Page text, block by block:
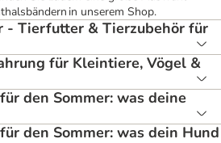
in unserem Shop.
- Tierfutter & Tierzubehör für
für Kleintiere, Vögel &
den Sommer: was deine
den Sommer: was dein Hund